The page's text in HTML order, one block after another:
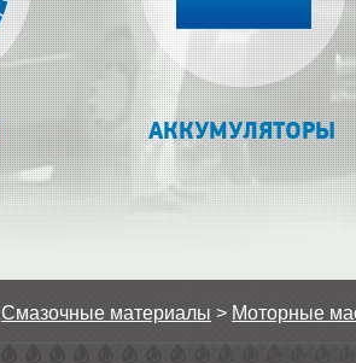
АККУМУЛЯТОРЫ
Смазочные материалы > Моторные